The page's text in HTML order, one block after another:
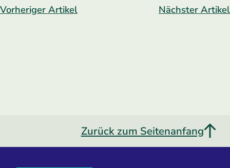
Vorheriger Artikel Nächster Artikel
Zurück zum Seitenanfang